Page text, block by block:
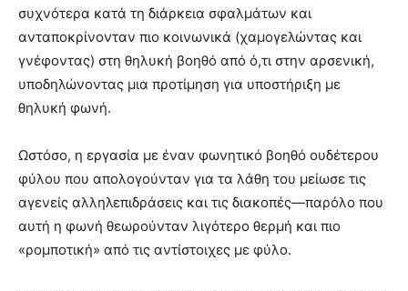
συχνότερα κατά τη διάρκεια σφαλμάτων και
ανταποκρίνονταν πιο κοινωνικά (χαμογελώντας και
γνέφοντας) στη θηλυκή βοηθό από ό,τι στην αρσενική,
υποδηλώνοντας μια προτίμηση για υποστήριξη με
θηλυκή φωνή.
Ωστόσο, η εργασία με έναν φωνητικό βοηθό ουδέτερου
φύλου που απολογούνταν για τα λάθη του μείωσε τις
αγενείς αλληλεπιδράσεις και τις διακοπές—παρόλο που
αυτή η φωνή θεωρούνταν λιγότερο θερμή και πιο
«ρομποτική» από τις αντίστοιχες με φύλο.